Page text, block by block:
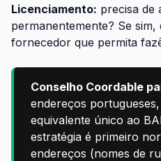
Licenciamento: precisa de
permanentemente? Se
fornecedor que permita
Conselho Coordable
endereços
equivalente único ao
estratégia é primeiro
endereços (nomes de